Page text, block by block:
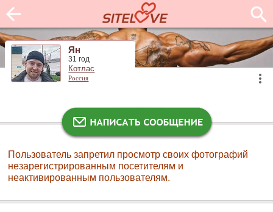
Ян
31 год
Котлас
Россия
Пользователь запретил просмотр своих фотографий
незарегистрированным посетителям и
неактивированным пользователям.